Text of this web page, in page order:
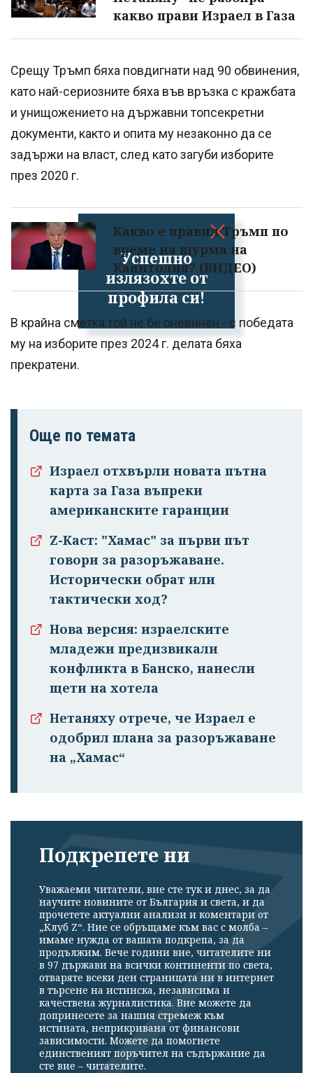
Успешно
излязохте от
профила си!
какво прави Израел в Газа
Срещу Тръмп бяха повдигнати над 90 обвинения,
като най-сериозните бяха във връзка с кражбата
и унищожението на държавни топсекретни
документи, както и опита му незаконно да се
задържи на власт, след като загуби изборите
през 2020 г.
Какво е правил Тръмп по
време на щурма на
Капитолия? (ВИДЕО)
В крайна сметка той не бе оневинен - с победата
му на изборите през 2024 г. делата бяха
прекратени.
Още по темата
Израел отхвърли новата пътна
карта за Газа въпреки
американските гаранции
Z-Каст: "Хамас" за първи път
говори за разоръжаване.
Исторически обрат или
тактически ход?
Нова версия: израелските
младежи предизвикали
конфликта в Банско, нанесли
щети на хотела
Нетаняху отрече, че Израел е
одобрил плана за разоръжаване
на „Хамас“
Подкрепете ни
Уважаеми читатели, вие сте тук и днес, за да
научите новините от България и света, и да
прочетете актуални анализи и коментари от
„Клуб Z“. Ние се обръщаме към вас с молба –
имаме нужда от вашата подкрепа, за да
продължим. Вече години вие, читателите ни
в 97 държави на всички континенти по света,
отваряте всеки ден страницата ни в интернет
в търсене на истинска, независима и
качествена журналистика. Вие можете да
допринесете за нашия стремеж към
истината, неприкривана от финансови
зависимости. Можете да помогнете
единственият поръчител на съдържание да
сте вие – читателите.